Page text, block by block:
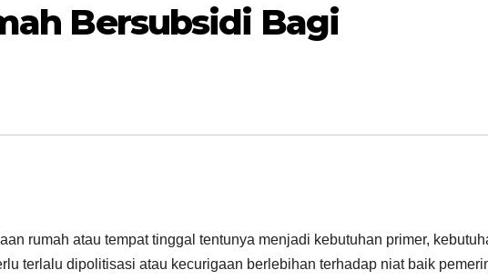
Bersubsidi Bagi
rumah atau tempat tinggal tentunya menjadi kebutuhan primer,
terlalu dipolitisasi atau kecurigaan berlebihan terhadap niat baik